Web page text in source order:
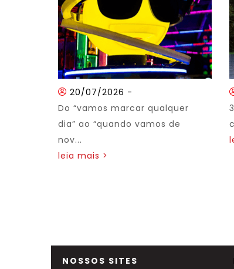
20/07/2026 -
Do “vamos marcar qualquer
dia” ao “quando vamos de
nov...
leia mais >
NOSSOS SITES